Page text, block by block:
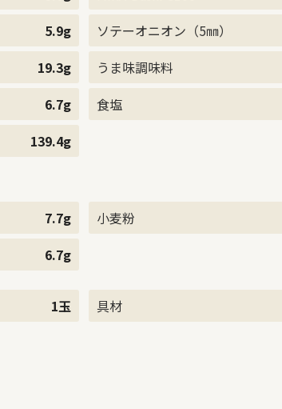
5.9g ソテーオニオン（5㎜）
19.3g うま味調味料
6.7g 食塩
139.4g
7.7g 小麦粉
6.7g
1玉 具材